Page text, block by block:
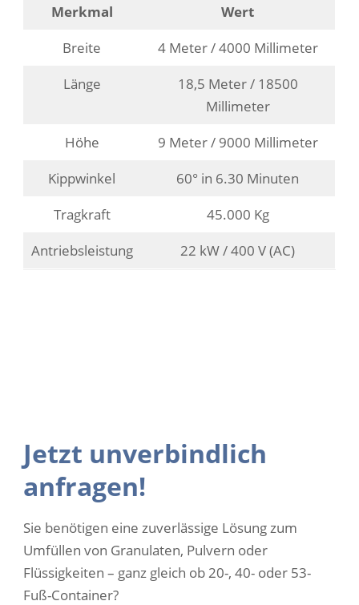
Merkmal
Wert
Breite
4 Meter / 4000 Millimeter
Länge
18,5 Meter / 18500
Millimeter
Höhe
9 Meter / 9000 Millimeter
Kippwinkel
60° in 6.30 Minuten
Tragkraft
45.000 Kg
Antriebsleistung
22 kW / 400 V (AC)
Jetzt unverbindlich
anfragen!
Sie benötigen eine zuverlässige Lösung zum
Umfüllen von Granulaten, Pulvern oder
Flüssigkeiten – ganz gleich ob 20-, 40- oder 53-
Fuß-Container?